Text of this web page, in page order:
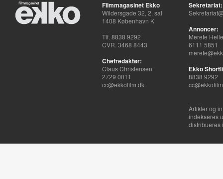
Filmmagasinet Ekko
Wildersgade 32, 2. sal
1408 København K
Tlf. 8838 9292
CVR. 3468 8443
Chefredaktør:
Claus Christensen
2729 0011
cc@ekkofilm.dk
Sekretariat:
Annoncer:
Merete
6111 5851
Ekko
8838 9292
Artikler og
indekseres
distribueres